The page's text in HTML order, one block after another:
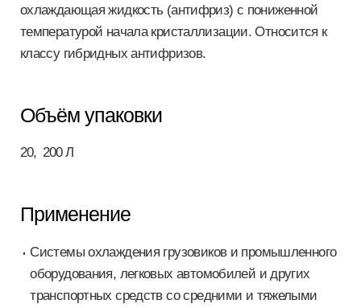
охлаждающая жидкость (антифриз) с пониженной
температурой начала кристаллизации. Относится к
классу гибридных антифризов.
Объём упаковки
20, 200 Л
Применение
Системы охлаждения грузовиков и промышленного
оборудования, легковых автомобилей и других
транспортных средств со средними и тяжелыми